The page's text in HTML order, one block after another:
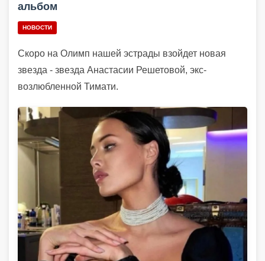
альбом
НОВОСТИ
Скоро на Олимп нашей эстрады взойдет новая
звезда - звезда Анастасии Решетовой, экс-
возлюбленной Тимати.